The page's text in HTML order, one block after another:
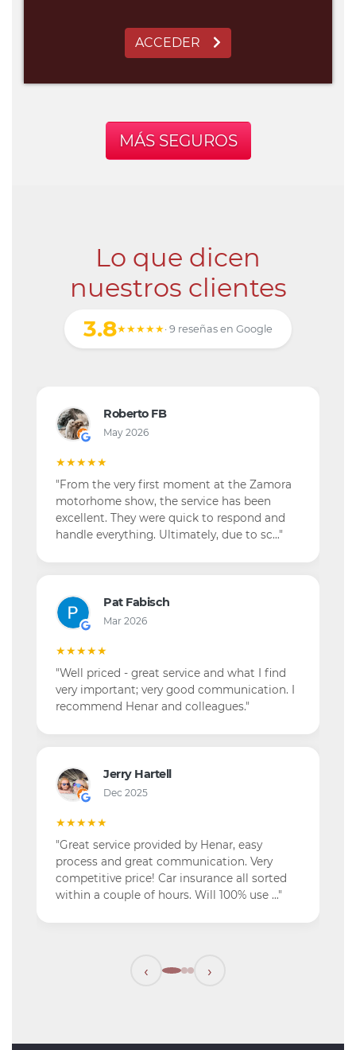
ACCEDER
MÁS SEGUROS
Lo que dicen
nuestros clientes
3.8★★★★★· 9 reseñas en Google
Roberto FB
May 2026
★★★★★
"From the very first moment at the Zamora
motorhome show, the service has been
excellent. They were quick to respond and
handle everything. Ultimately, due to sc…"
Pat Fabisch
Mar 2026
★★★★★
"Well priced - great service and what I find
very important; very good communication. I
recommend Henar and colleagues."
Jerry Hartell
Dec 2025
★★★★★
"Great service provided by Henar, easy
process and great communication. Very
competitive price! Car insurance all sorted
within a couple of hours. Will 100% use …"
‹ ›